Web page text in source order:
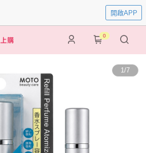
開啟APP
0
1/7